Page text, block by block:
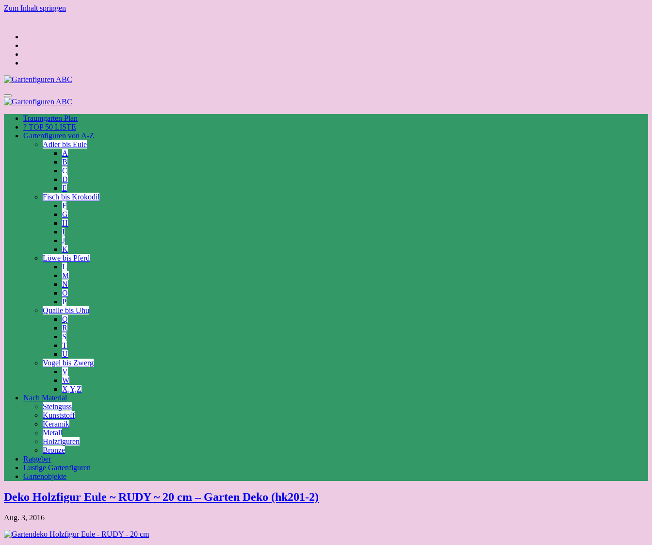
Zum Inhalt springen
Traumgarten Plan
? TOP 50 LISTE
Gartenfiguren von A-Z
Adler bis Eule
A
B
C
D
E
Fisch bis Krokodil
F
G
H
I
J
K
Löwe bis Pferd
L
M
N
O
P
Qualle bis Uhu
Q
R
S
T
U
Vogel bis Zwerg
V
W
X,Y,Z
Nach Material
Steinguss
Kunststoff
Keramik
Metall
Holzfiguren
Bronze
Ratgeber
Lustige Gartenfiguren
Gartenobjekte
Deko Holzfigur Eule ~ RUDY ~ 20 cm – Garten Deko (hk201-2)
Aug. 3, 2016